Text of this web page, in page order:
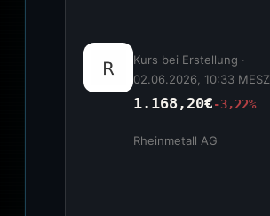
Kurs bei Erstellung ·
02.06.2026, 10:33 MESZ
1.168,20€-3,22%
Rheinmetall AG